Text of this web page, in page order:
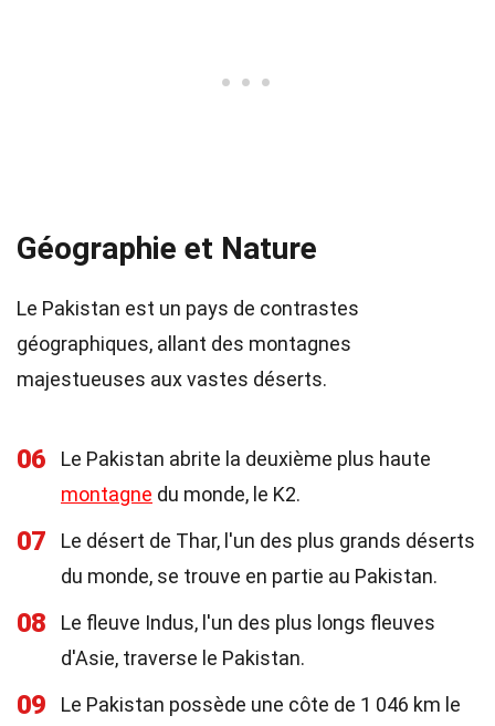
Géographie et Nature
Le Pakistan est un pays de contrastes
géographiques, allant des montagnes
majestueuses aux vastes déserts.
06
Le Pakistan abrite la deuxième plus haute
montagne du monde, le K2.
07
Le désert de Thar, l'un des plus grands déserts
du monde, se trouve en partie au Pakistan.
08
Le fleuve Indus, l'un des plus longs fleuves
d'Asie, traverse le Pakistan.
09
Le Pakistan possède une côte de 1 046 km le